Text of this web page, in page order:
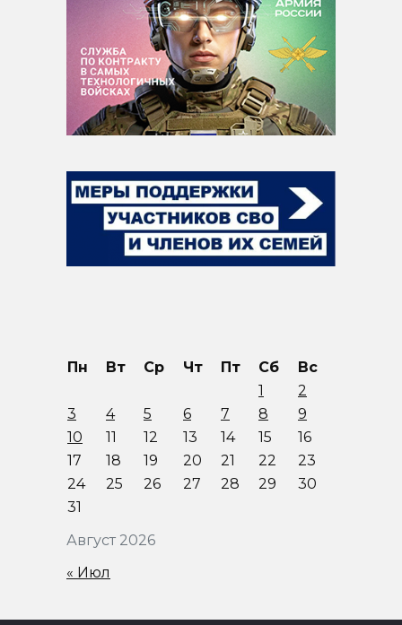
Август 2026
Пн Вт Ср Чт Пт Сб
Вс
1
2
3
4 5 6 7 8
9
10
11 12 13 14 15
16
17
18 19 20 21 22
23
24
25 26 27 28 29
30
31
« Июл